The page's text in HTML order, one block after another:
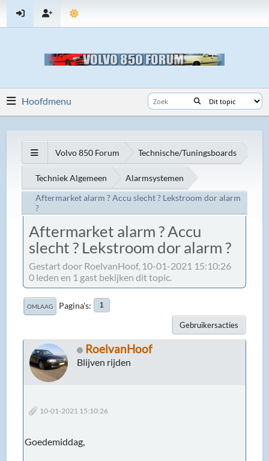
Hoofdmenu
Volvo 850 Forum Technische/Tuningsboards
Techniek Algemeen
Alarmsystemen
Aftermarket alarm ? Accu slecht ? Lekstroom dor alarm
?
Aftermarket alarm ? Accu
slecht ? Lekstroom dor alarm ?
Gestart door RoelvanHoof, 10-01-2021 15:10:26
0 leden en 1 gast bekijken dit topic.
OMLAAG Pagina's 1
Gebruikersacties
RoelvanHoof
Blijven rijden
10-01-2021 15:10:26
Goedemiddag,